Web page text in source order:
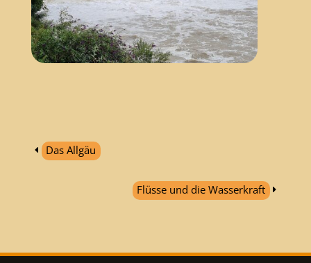
Das Allgäu
Flüsse und die Wasserkraft